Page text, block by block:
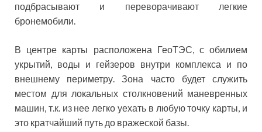
подбрасывают и переворачивают легкие
бронемобили.
В центре карты расположена ГеоТЭС, с обилием
укрытий, воды и гейзеров внутри комплекса и по
внешнему периметру. Зона часто будет служить
местом для локальных столкновений маневренных
машин, т.к. из нее легко уехать в любую точку карты, и
это кратчайший путь до вражеской базы.